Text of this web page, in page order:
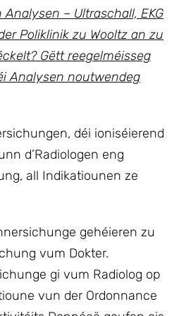
– Ultraschall, EKG
Poliklinik zu Wooltz an zu
Gëtt reegelméisseg
Analysen noutwendeg
déi ioniséierend
d’Radiologen eng
all Indikatiounen ze
gehéieren zu
vum Dokter.
gi vum Radiolog op
vun der Ordonnance